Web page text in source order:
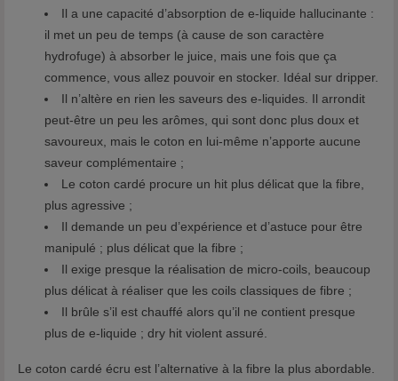
Il a une capacité d’absorption de e-liquide hallucinante :
il met un peu de temps (à cause de son caractère
hydrofuge) à absorber le juice, mais une fois que ça
commence, vous allez pouvoir en stocker. Idéal sur dripper.
Il n’altère en rien les saveurs des e-liquides. Il arrondit
peut-être un peu les arômes, qui sont donc plus doux et
savoureux, mais le coton en lui-même n’apporte aucune
saveur complémentaire ;
Le coton cardé procure un hit plus délicat que la fibre,
plus agressive ;
Il demande un peu d’expérience et d’astuce pour être
manipulé ; plus délicat que la fibre ;
Il exige presque la réalisation de micro-coils, beaucoup
plus délicat à réaliser que les coils classiques de fibre ;
Il brûle s’il est chauffé alors qu’il ne contient presque
plus de e-liquide ; dry hit violent assuré.
Le coton cardé écru est l’alternative à la fibre la plus abordable.